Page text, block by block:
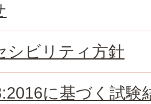
シビリティ方針
に基づく試験